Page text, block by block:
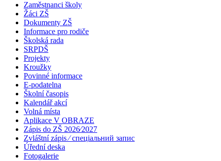
Zaměstnanci školy
Žáci ZŠ
Dokumenty ZŠ
Informace pro rodiče
Školská rada
SRPDŠ
Projekty
Kroužky
Povinné informace
E-podatelna
Školní časopis
Kalendář akcí
Volná místa
Aplikace V OBRAZE
Zápis do ZŠ 2026⁄2027
Zvláštní zápis ⁄ спеціальний запис
Úřední deska
Fotogalerie